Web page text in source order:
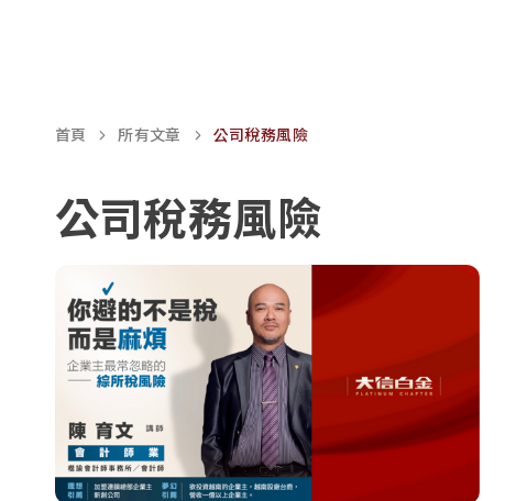
首頁 所有文章 公司稅務風險
公司稅務風險